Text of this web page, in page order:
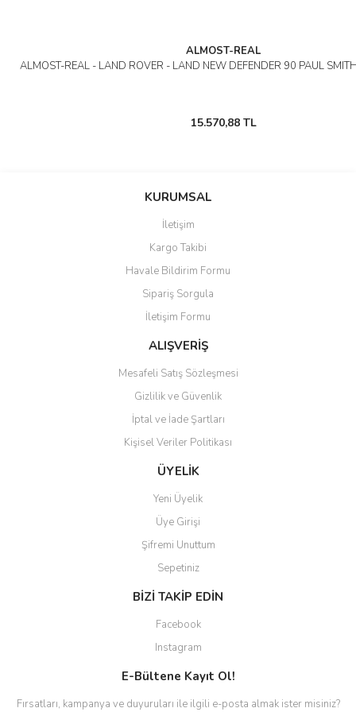
ALMOST-REAL
ALMOST-REAL - LAND ROVER - LAND NEW DEFENDER 90 PAUL
15.570,88 TL
KURUMSAL
İletişim
Kargo Takibi
Havale Bildirim Formu
Sipariş Sorgula
İletişim Formu
ALIŞVERİŞ
Mesafeli Satış Sözleşmesi
Gizlilik ve Güvenlik
İptal ve İade Şartları
Kişisel Veriler Politikası
ÜYELİK
Yeni Üyelik
Üye Girişi
Şifremi Unuttum
Sepetiniz
BİZİ TAKİP EDİN
Facebook
Instagram
E-Bültene Kayıt Ol!
Fırsatları, kampanya ve duyuruları ile ilgili e-posta almak ister misiniz?